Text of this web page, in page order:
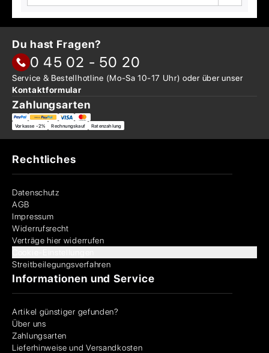
Du hast Fragen?
0 45 02 - 50 20
Service & Bestellhotline (Mo-Sa 10-17 Uhr) oder überunser
Kontaktformular
Zahlungsarten
Vorkasse -2% Rechnungskauf Ratenzahlung
Rechtliches
Datenschutz
AGB
Impressum
Widerrufsrecht
Verträge hier widerrufen
Streitbeilegungsverfahren
Informationen und Service
Artikel günstiger gefunden?
Über uns
Zahlungsarten
Lieferhinweise und Versandkosten